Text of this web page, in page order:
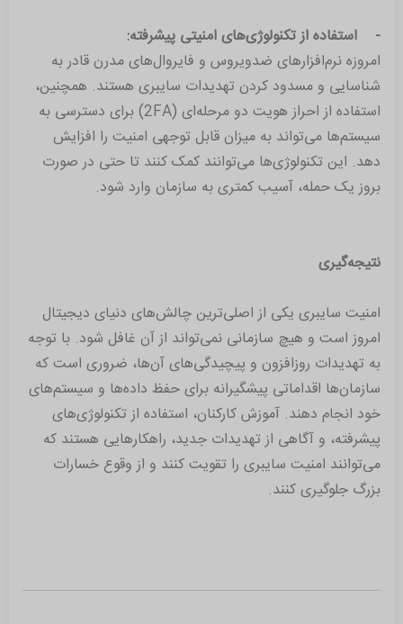
- استفاده از تکنولوژی‌های امنیتی پیشرفته:
امروزه نرم‌افزارهای ضدویروس و فایروال‌های مدرن قادر به
شناسایی و مسدود کردن تهدیدات سایبری هستند. همچنین،
استفاده از احراز هویت دو مرحله‌ای (2FA) برای دسترسی به
سیستم‌ها می‌تواند به میزان قابل توجهی امنیت را افزایش
دهد. این تکنولوژی‌ها می‌توانند کمک کنند تا حتی در صورت
بروز یک حمله، آسیب کمتری به سازمان وارد شود.
نتیجه‌گیری
امنیت سایبری یکی از اصلی‌ترین چالش‌های دنیای دیجیتال
امروز است و هیچ سازمانی نمی‌تواند از آن غافل شود. با توجه
به تهدیدات روزافزون و پیچیدگی‌های آن‌ها، ضروری است که
سازمان‌ها اقداماتی پیشگیرانه برای حفظ داده‌ها و سیستم‌های
خود انجام دهند. آموزش کارکنان، استفاده از تکنولوژی‌های
پیشرفته، و آگاهی از تهدیدات جدید، راهکارهایی هستند که
می‌توانند امنیت سایبری را تقویت کنند و از وقوع خسارات
بزرگ جلوگیری کنند.